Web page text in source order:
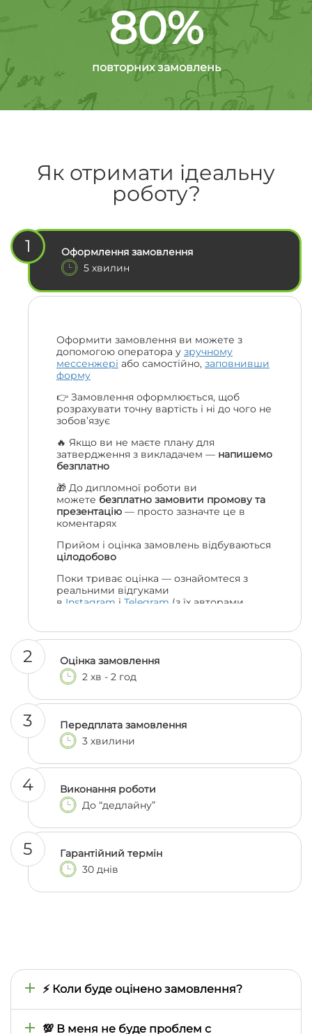
80%
повторних замовлень
Як отримати ідеальну
роботу?
1
Оформлення замовлення
5 хвилин
Оформити замовлення ви можете з
допомогою оператора у зручному
мессенжері або самостійно, заповнивши
форму
👉 Замовлення оформлюється, щоб
розрахувати точну вартість і ні до чого не
зобов’язує
🔥 Якщо ви не маєте плану для
затвердження з викладачем — напишемо
безплатно
🎁 До дипломної роботи ви
можете безплатно замовити промову та
презентацію — просто зазначте це в
коментарях
Прийом і оцінка замовлень відбуваються
цілодобово
Поки триває оцінка — ознайомтеся з
реальними відгуками
в Instagram і Telegram (з їх авторами
2
Оцінка замовлення
2 хв - 2 год
3
Передплата замовлення
3 хвилини
4
Виконання роботи
До “дедлайну”
5
Гарантійний термін
30 днів
⚡ Коли буде оцінено замовлення?
ми знайдемо відповідного автора, тому він може
💯 В меня не буде проблем с